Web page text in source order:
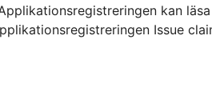
kan
Issue